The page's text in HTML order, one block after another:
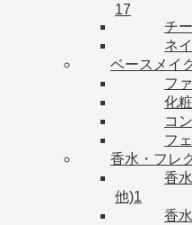
17
チ
ネ
ベースメイ
フ
化
コ
フ
香水・フレ
香
他)1
香